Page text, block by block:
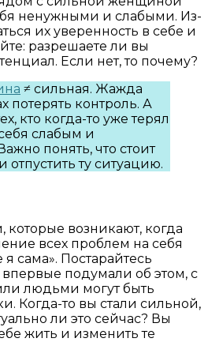
ненужными и слабыми. Из-
их уверенность в себе и
разрешаете ли вы
Если нет, то почему?
≠ сильная. Жажда
потерять контроль. А
кто когда-то уже терял
слабым и
понять, что стоит
отпустить ту ситуацию.
возникают, когда
всех проблем на себя
сама». Постарайтесь
подумали об этом, с
людьми могут быть
Когда-то вы стали сильной,
ли это сейчас? Вы
жить и изменить те